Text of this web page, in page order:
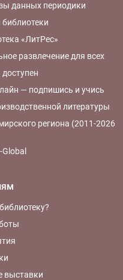
данных периодики
библиотеки
«ЛитРес»
развлечение для всех
— подпишись и учись
литературы
региона (2011-2026
выставки